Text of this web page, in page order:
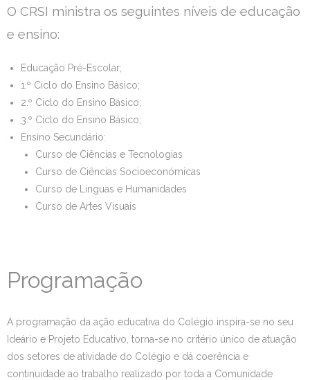
O CRSI ministra os seguintes níveis de educação
e ensino:
Educação Pré-Escolar;
1.º Ciclo do Ensino Básico;
2.º Ciclo do Ensino Básico;
3.º Ciclo do Ensino Básico;
Ensino Secundário:
Curso de Ciências e Tecnologias
Curso de Ciências Socioeconómicas
Curso de Línguas e Humanidades
Curso de Artes Visuais
Programação
A programação da ação educativa do Colégio inspira-se no seu
Ideário e Projeto Educativo, torna-se no critério único de atuação
dos setores de atividade do Colégio e dá coerência e
continuidade ao trabalho realizado por toda a Comunidade